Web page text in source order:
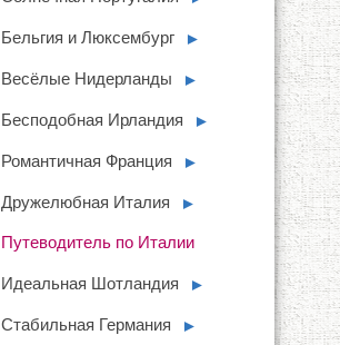
Бельгия и Люксембург ►
Весёлые Нидерланды ►
Бесподобная Ирландия ►
Романтичная Франция ►
Дружелюбная Италия ►
Путеводитель по Италии
Идеальная Шотландия ►
Стабильная Германия ►